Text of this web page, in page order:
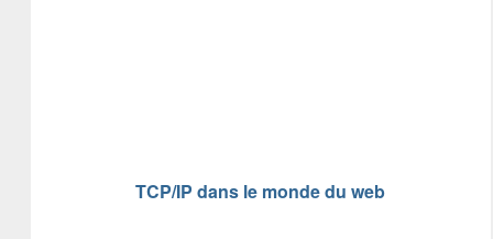
TCP/IP dans le monde du web